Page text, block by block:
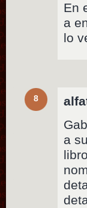
En
a
lo
8
a